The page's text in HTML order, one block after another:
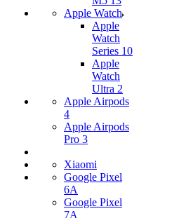
Apple Watch
Apple
Watch
Series 10
Apple
Watch
Ultra 2
Apple Airpods
4
Apple Airpods
Pro 3
Xiaomi
Google Pixel
6A
Google Pixel
7А